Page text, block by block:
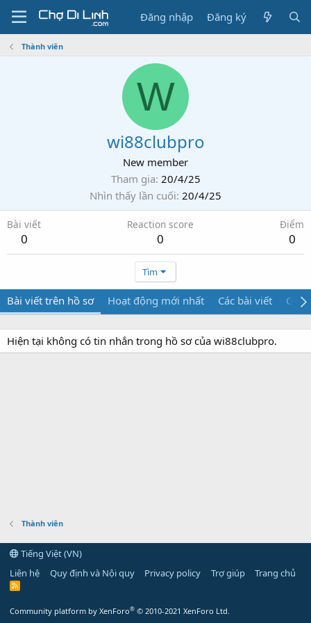
Đăng nhập Đăng ký
Thành viên
W
wi88clubpro
New member
Tham gia 20/4/25
Nhìn thấy lần cuối 20/4/25
Bài viết
0
Reaction score
0
Điểm
0
Tìm
Bài viết trên hồ sơ Hoạt động mới nhất Các bài viết Giới
Hiện tại không có tin nhắn trong hồ sơ của wi88clubpro.
Thành viên
Tiếng Việt (VN)
Liên hệ
Quy định và Nội quy Privacy policy Trợ giúp Trang chủ
R
Community platform by XenForo® © 2010-2021 XenForo Ltd.